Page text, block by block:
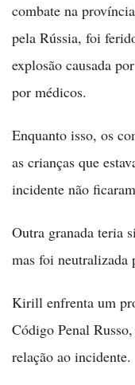
combate na
pela Rússia, foi
explosão causada
por médicos.
Enquanto isso, os
as crianças que
incidente não
Outra granada teria
mas foi neutralizada
Kirill enfrenta um
Código Penal
relação ao incidente.